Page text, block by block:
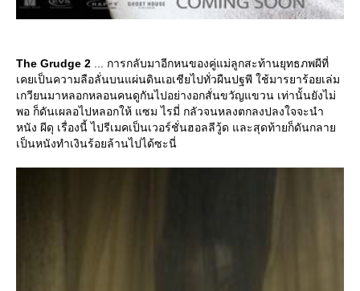
The Grudge 2 ... การกลับมาอีกหนของคู่แม่ลูกสะท้านยุทธภพผีที่
เคยเป็นความลือลั่นบนแผ่นดินเอเชียไปทั่วผืนปฐพี ใช้มารยาร้อยเล่ม
เกวียนมาหลอกหลอนคนดูกันไปอย่างอกสั่นขวัญแขวน เท่านั้นยังไม่
พอ ก็ดันเผลอไปหลอกให้ แซม ไรมี่ กลัวจนหลงตกลงปลงใจจะนำ
หนัง ผีดุ เรื่องนี้ ไปรีเมคเป็นเวอร์ชั่นฮอลลีวู้ด และสุดท้ายก็ดันกลา
เป็นหนังทำเงินร้อยล้านไปได้ซะนี่